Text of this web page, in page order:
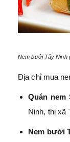
Nem bưởi Tây Ninh
Địa chỉ mua
Quán nem
Ninh, thị xã
Nem bưởi